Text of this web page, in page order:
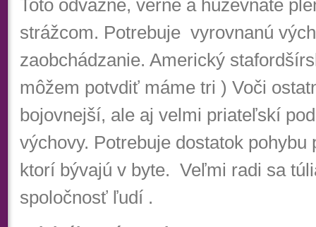
Toto odvážne, verné a húževnaté
strážcom. Potrebuje vyrovnanú
zaobchádzanie. Americký
môžem potvdiť máme tri ) Voči
bojovnejší, ale aj velmi priateľskí
výchovy. Potrebuje dostatok
ktorí bývajú v byte. Veľmi radi sa
spoločnosť ľudí .